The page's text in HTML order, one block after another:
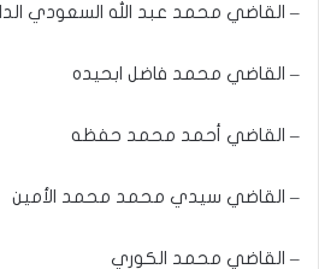
– القاضي محمد عبد الله السعودي
– القاضي محمد فاضل ابحيده
– القاضي أحمد محمد حفظه
– القاضي سيدي محمد محمد الأمين
– القاضي محمد الكوري